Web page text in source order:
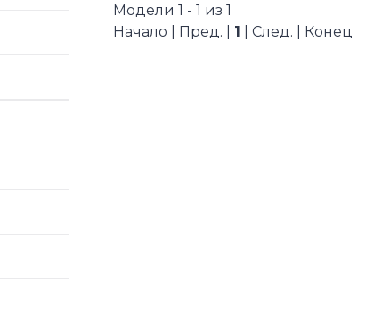
Модели 1 - 1 из 1
Начало | Пред. | 1 | След. | Конец